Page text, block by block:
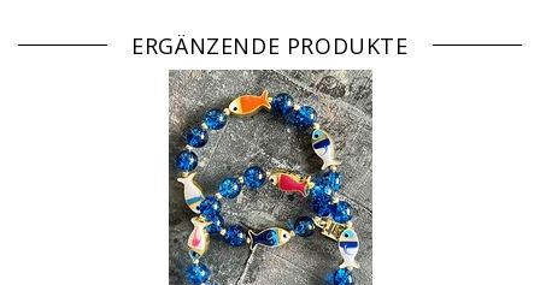
beispielhafte Aufnahmen des Armbandes in versch.
Größen. Bilder mit weiteren Produktabbildungen dienen der
Vermarktung und sind nicht Angebotsbestandteil. Irrtum und Fehler
ERGÄNZENDE PRODUKTE